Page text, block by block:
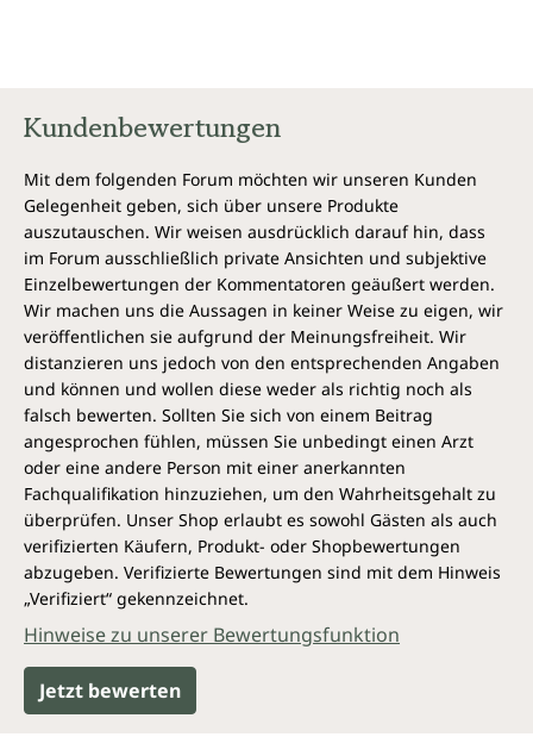
Kundenbewertungen
Mit dem folgenden Forum möchten wir unseren Kunden
Gelegenheit geben, sich über unsere Produkte
auszutauschen. Wir weisen ausdrücklich darauf hin, dass
im Forum ausschließlich private Ansichten und subjektive
Einzelbewertungen der Kommentatoren geäußert werden.
Wir machen uns die Aussagen in keiner Weise zu eigen, wir
veröffentlichen sie aufgrund der Meinungsfreiheit. Wir
distanzieren uns jedoch von den entsprechenden Angaben
und können und wollen diese weder als richtig noch als
falsch bewerten. Sollten Sie sich von einem Beitrag
angesprochen fühlen, müssen Sie unbedingt einen Arzt
oder eine andere Person mit einer anerkannten
Fachqualifikation hinzuziehen, um den Wahrheitsgehalt zu
überprüfen. Unser Shop erlaubt es sowohl Gästen als auch
verifizierten Käufern, Produkt- oder Shopbewertungen
abzugeben. Verifizierte Bewertungen sind mit dem Hinweis
„Verifiziert“ gekennzeichnet.
Hinweise zu unserer Bewertungsfunktion
Jetzt bewerten